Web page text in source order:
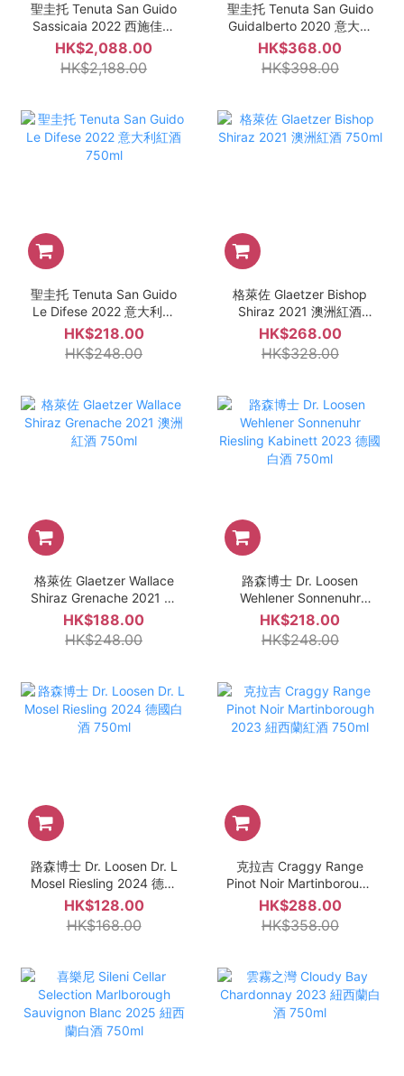
聖圭托 Tenuta San Guido
Sassicaia 2022 西施佳雅
意大利紅酒 750ml
HK$2,088.00
HK$2,188.00
聖圭托 Tenuta San Guido
Guidalberto 2020 意大利
紅酒 750ml
HK$368.00
HK$398.00
聖圭托 Tenuta San Guido
Le Difese 2022 意大利紅
酒 750ml
HK$218.00
HK$248.00
格萊佐 Glaetzer Bishop
Shiraz 2021 澳洲紅酒
750ml
HK$268.00
HK$328.00
格萊佐 Glaetzer Wallace
Shiraz Grenache 2021 澳
洲紅酒 750ml
HK$188.00
HK$248.00
路森博士 Dr. Loosen
Wehlener Sonnenuhr
Riesling Kabinett 2023
德國白酒 750ml
HK$218.00
HK$248.00
路森博士 Dr. Loosen Dr. L
Mosel Riesling 2024 德國
白酒 750ml
HK$128.00
HK$168.00
克拉吉 Craggy Range
Pinot Noir Martinborough
2023 紐西蘭紅酒 750ml
HK$288.00
HK$358.00